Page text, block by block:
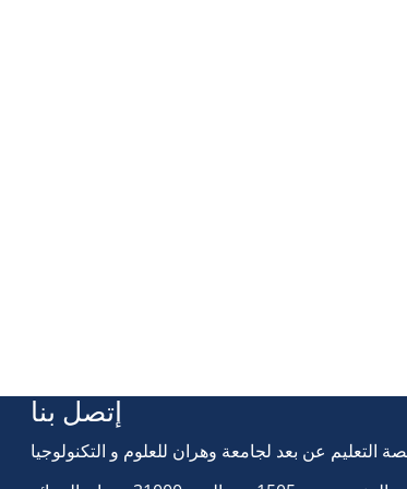
إتصل بنا
التعليم عن بعد لجامعة وهران للعلوم و التكنولوجيا